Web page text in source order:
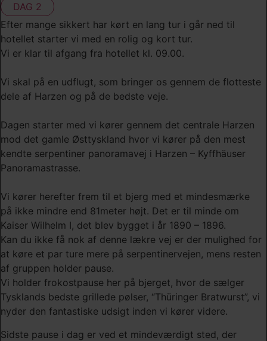
DAG 2
Efter mange sikkert har kørt en lang tur i går ned til
hotellet starter vi med en rolig og kort tur.
Vi er klar til afgang fra hotellet kl. 09.00.
Vi skal på en udflugt, som bringer os gennem de flotteste
dele af Harzen og på de bedste veje.
Dagen starter med vi kører gennem det centrale Harzen
mod det gamle Østtyskland hvor vi kører på den mest
kendte serpentiner panoramavej i Harzen – Kyffhäuser
Panoramastrasse.
Vi kører herefter frem til et bjerg med et mindesmærke
på ikke mindre end 81meter højt. Det er til minde om
Kaiser Wilhelm I, det blev bygget i år 1890 – 1896.
Kan du ikke få nok af denne lækre vej er der mulighed for
at køre et par ture mere på serpentinervejen, mens resten
af gruppen holder pause.
Vi holder frokostpause her på bjerget, hvor de sælger
Tysklands bedste grillede pølser, “Thüringer Bratwurst”, vi
nyder den fantastiske udsigt inden vi kører videre.
Sidste pause i dag er ved et mindeværdigt sted, der